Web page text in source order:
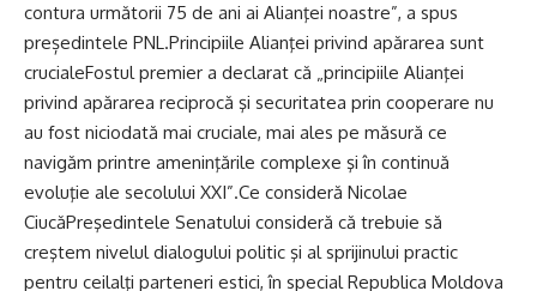
contura următorii 75 de ani ai Alianţei noastre”, a spus
președintele PNL.Principiile Alianţei privind apărarea sunt
crucialeFostul premier a declarat că „principiile Alianţei
privind apărarea reciprocă şi securitatea prin cooperare nu
au fost niciodată mai cruciale, mai ales pe măsură ce
navigăm printre ameninţările complexe şi în continuă
evoluţie ale secolului XXI”.Ce consideră Nicolae
CiucăPreşedintele Senatului consideră că trebuie să
creştem nivelul dialogului politic şi al sprijinului practic
pentru ceilalţi parteneri estici, în special Republica Moldova